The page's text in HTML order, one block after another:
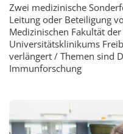
Zwei medizinische
Leitung oder Beteiligung
Medizinischen Fakultät
Universitätsklinikums
verlängert / Themen sind
Immunforschung